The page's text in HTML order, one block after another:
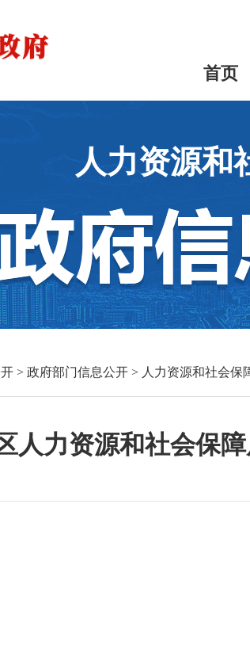
首页
人力资源和
> 政府部门信息公开 > 人力资源和社会保
人力资源和社会保